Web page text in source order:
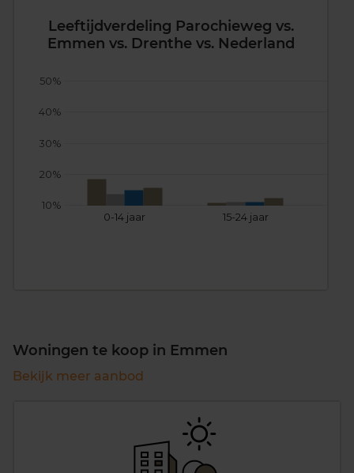
Leeftijdverdeling Parochieweg vs.
Emmen vs. Drenthe vs. Nederland
0-14 jaar 15-24 jaar
10%
20%
30%
40%
50%
Woningen te koop in Emmen
Bekijk meer aanbod